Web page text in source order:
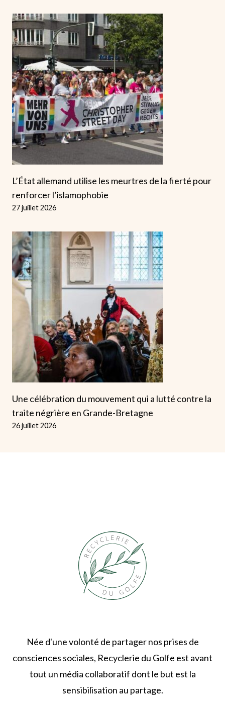
L’État allemand utilise les meurtres de la fierté pour
renforcer l’islamophobie
27 juillet 2026
Une célébration du mouvement qui a lutté contre la
traite négrière en Grande-Bretagne
26 juillet 2026
Née d'une volonté de partager nos prises de
consciences sociales, Recyclerie du Golfe est avant
tout un média collaboratif dont le but est la
sensibilisation au partage.